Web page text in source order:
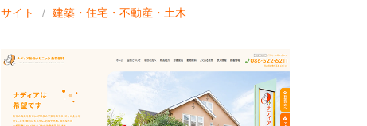
サイト
建築・住宅・不動産・土木